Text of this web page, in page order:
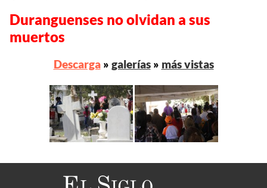
Duranguenses no olvidan a sus
muertos
Descarga» galerías» más vistas